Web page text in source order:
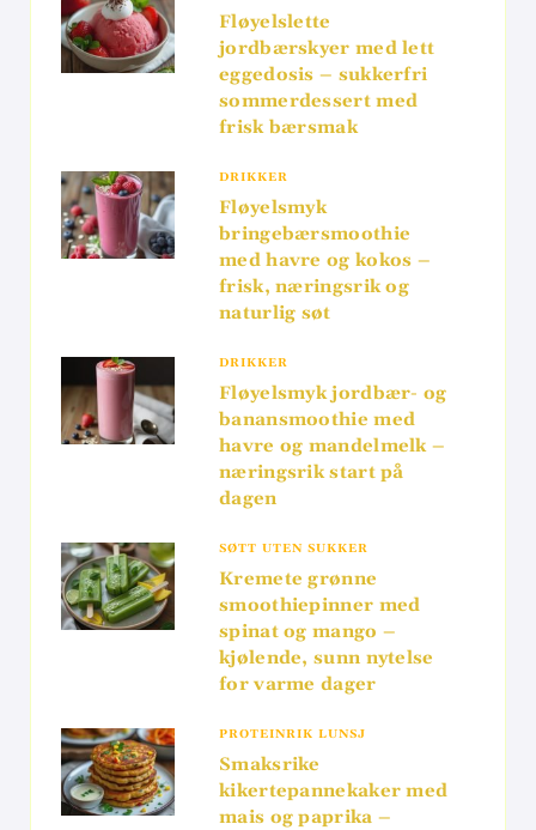
Fløyelslette
jordbærskyer med lett
eggedosis – sukkerfri
sommerdessert med
frisk bærsmak
DRIKKER
Fløyelsmyk
bringebærsmoothie
med havre og kokos –
frisk, næringsrik og
naturlig søt
DRIKKER
Fløyelsmyk jordbær- og
banansmoothie med
havre og mandelmelk –
næringsrik start på
dagen
SØTT UTEN SUKKER
Kremete grønne
smoothiepinner med
spinat og mango –
kjølende, sunn nytelse
for varme dager
PROTEINRIK LUNSJ
Smaksrike
kikertepannekaker med
mais og paprika –